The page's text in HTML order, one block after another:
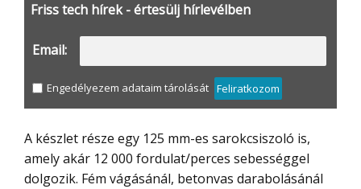
Friss tech hírek - értesülj hírlevélben
Email:
Engedélyezem adataim tárolását Feliratkozom
A készlet része egy 125 mm-es sarokcsiszoló is,
amely akár 12 000 fordulat/perces sebességgel
dolgozik. Fém vágásánál, betonvas darabolásánál